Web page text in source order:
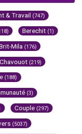
& Travail (747)
Berechit (1)
Mila (176)
Chavouot (219)
(188)
(3)
Couple (297)
(5037)